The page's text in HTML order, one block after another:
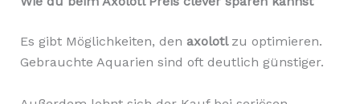
Es gibt Möglichkeiten, den axolotl zu optimieren.
Gebrauchte Aquarien sind oft deutlich günstiger.